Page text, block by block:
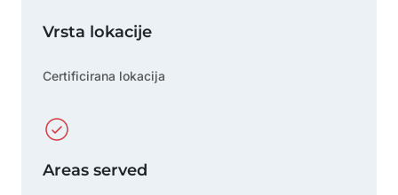
Vrsta lokacije
Certificirana lokacija
Areas served